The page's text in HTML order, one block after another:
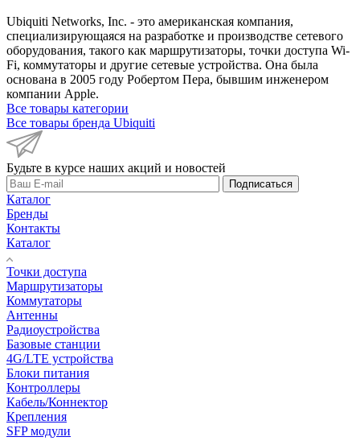
Ubiquiti Networks, Inc. - это американская компания,
специализирующаяся на разработке и производстве сетевого
оборудования, такого как маршрутизаторы, точки доступа Wi-
Fi, коммутаторы и другие сетевые устройства. Она была
основана в 2005 году Робертом Пера, бывшим инженером
компании Apple.
Все товары категории
Все товары бренда Ubiquiti
Будьте в курсе наших акций и новостей
Подписаться
Каталог
Бренды
Контакты
Каталог
Точки доступа
Маршрутизаторы
Коммутаторы
Антенны
Радиоустройства
Базовые станции
4G/LTE устройства
Блоки питания
Контроллеры
Кабель/Коннектор
Крепления
SFP модули